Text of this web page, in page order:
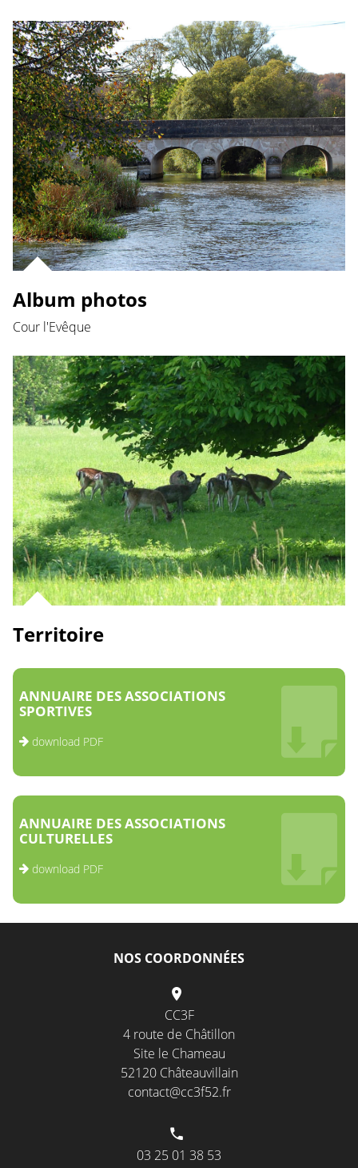
Album photos
Cour l'Evêque
Territoire
ANNUAIRE DES ASSOCIATIONS
SPORTIVES
download PDF
ANNUAIRE DES ASSOCIATIONS
CULTURELLES
download PDF
NOS COORDONNÉES
CC3F
4 route de Châtillon
Site le Chameau
52120 Châteauvillain
contact@cc3f52.fr
03 25 01 38 53